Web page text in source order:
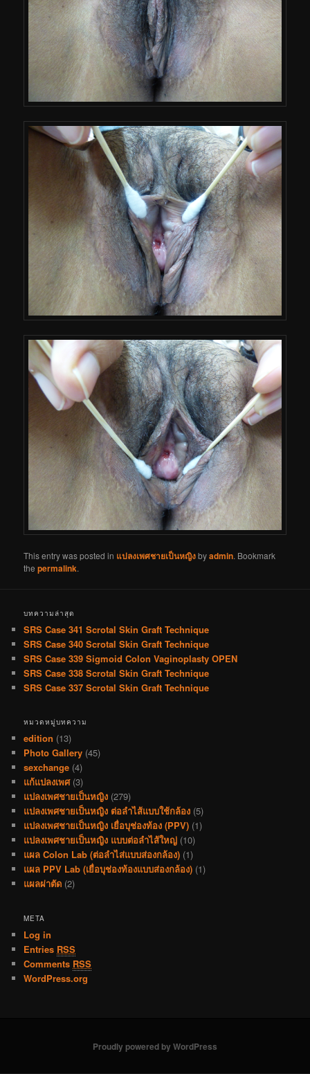
This entry was posted in แปลงเพศชายเป็นหญิงbyadmin. Bookmark
thepermalink.
บทความล่าสุด
SRS Case 341 Scrotal Skin Graft Technique
SRS Case 340 Scrotal Skin Graft Technique
SRS Case 339 Sigmoid Colon Vaginoplasty OPEN
SRS Case 338 Scrotal Skin Graft Technique
SRS Case 337 Scrotal Skin Graft Technique
หมวดหมู่บทความ
edition (13)
Photo Gallery (45)
sexchange (4)
แก้แปลงเพศ(3)
แปลงเพศชายเป็นหญิง (279)
แปลงเพศชายเป็นหญิง ต่อลำไส้แบบใช้กล้อง (5)
แปลงเพศชายเป็นหญิง เยื่อบุช่องท้อง (PPV) (1)
แปลงเพศชายเป็นหญิง แบบต่อลำไส้ใหญ่ (10)
แผล Colon Lab (ต่อลำไส่แบบส่องกล้อง) (1)
แผล PPV Lab (เยื่อบุช่องท้องแบบส่องกล้อง) (1)
แผลผ่าตัด (2)
META
Log in
Entries RSS
Comments RSS
WordPress.org
Proudly powered by WordPress